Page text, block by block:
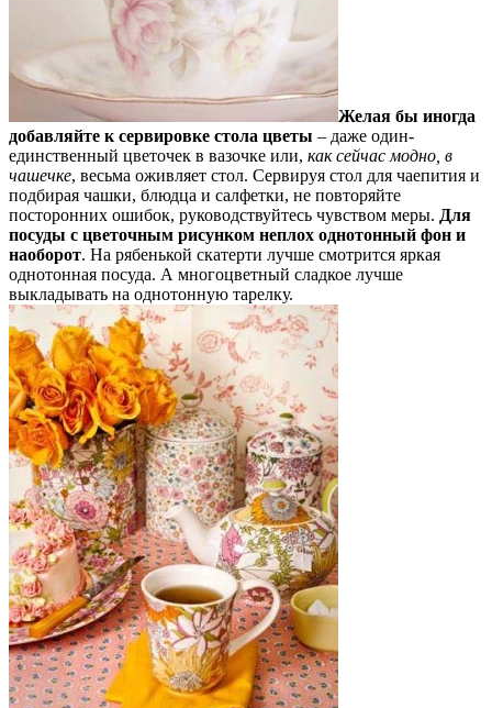
Желая бы иногда
добавляйте к сервировке стола цветы – даже один-
единственный цветочек в вазочке или, как сейчас модно, в
чашечке, весьма оживляет стол. Сервируя стол для чаепития и
подбирая чашки, блюдца и салфетки, не повторяйте
посторонних ошибок, руководствуйтесь чувством меры. Для
посуды с цветочным рисунком неплох однотонный фон и
наоборот. На рябенькой скатерти лучше смотрится яркая
однотонная посуда. А многоцветный сладкое лучше
выкладывать на однотонную тарелку.